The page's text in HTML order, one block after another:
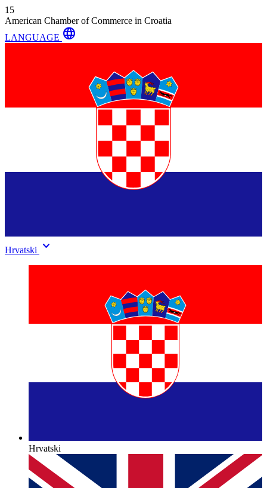
15
American Chamber of Commerce in Croatia
LANGUAGE language
Hrvatski keyboard_arrow_down
Hrvatski